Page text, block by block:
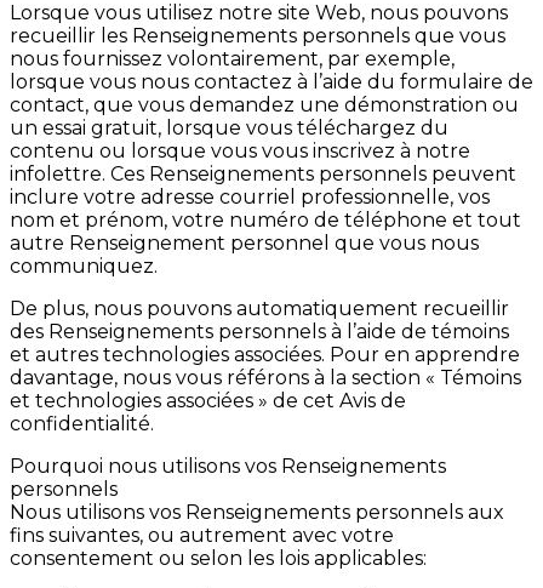
Lorsque vous utilisez notre site Web, nous pouvons
recueillir les Renseignements personnels que vous
nous fournissez volontairement, par exemple,
lorsque vous nous contactez à l’aide du formulaire de
contact, que vous demandez une démonstration ou
un essai gratuit, lorsque vous téléchargez du
contenu ou lorsque vous vous inscrivez à notre
infolettre. Ces Renseignements personnels peuvent
inclure votre adresse courriel professionnelle, vos
nom et prénom, votre numéro de téléphone et tout
autre Renseignement personnel que vous nous
communiquez.
De plus, nous pouvons automatiquement recueillir
des Renseignements personnels à l’aide de témoins
et autres technologies associées. Pour en apprendre
davantage, nous vous référons à la section « Témoins
et technologies associées » de cet Avis de
confidentialité.
Pourquoi nous utilisons vos Renseignements
personnels
Nous utilisons vos Renseignements personnels aux
fins suivantes, ou autrement avec votre
consentement ou selon les lois applicables: